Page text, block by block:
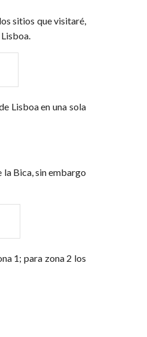
sitios que visitaré,
Lisboa en una sola
Bica, sin embargo
1; para zona 2 los